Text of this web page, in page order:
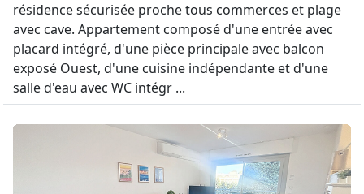
résidence sécurisée proche tous commerces et plage
avec cave. Appartement composé d'une entrée avec
placard intégré, d'une pièce principale avec balcon
exposé Ouest, d'une cuisine indépendante et d'une
salle d'eau avec WC intégr ...